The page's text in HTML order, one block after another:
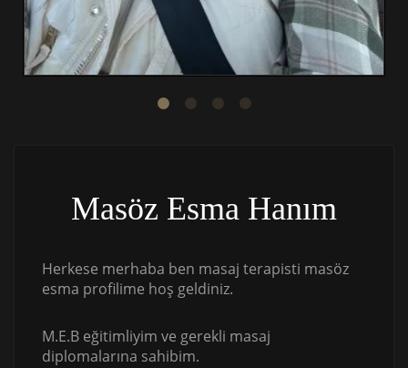
Masöz Esma Hanım
Herkese merhaba ben masaj terapisti masöz
esma profilime hoş geldiniz.
M.E.B eğitimliyim ve gerekli masaj
diplomalarına sahibim.